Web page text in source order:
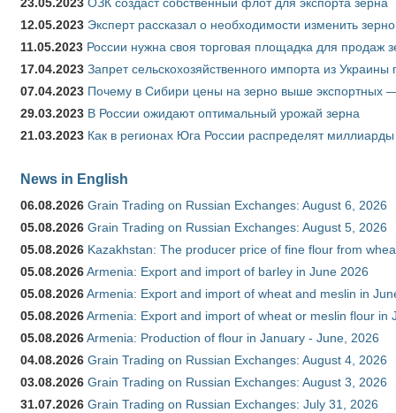
12.05.2023 Эксперт рассказал о необходимости изменить
11.05.2023 России нужна своя торговая площадка для продаж
17.04.2023 Запрет сельскохозяйственного импорта из
07.04.2023 Почему в Сибири цены на зерно выше экспортных
29.03.2023 В России ожидают оптимальный урожай зерна
21.03.2023 Как в регионах Юга России распределят
News in English
06.08.2026 Grain Trading on Russian Exchanges: August 6, 2026
05.08.2026 Grain Trading on Russian Exchanges: August 5, 2026
05.08.2026 Kazakhstan: The producer price of fine flour from
05.08.2026Armenia: Export and import of barley in June 2026
05.08.2026Armenia: Export and import of wheat and meslin in
05.08.2026Armenia: Export and import of wheat or meslin flour in
05.08.2026Armenia: Production of flour in January - June, 2026
04.08.2026 Grain Trading on Russian Exchanges: August 4, 2026
03.08.2026 Grain Trading on Russian Exchanges: August 3, 2026
31.07.2026 Grain Trading on Russian Exchanges: July 31, 2026